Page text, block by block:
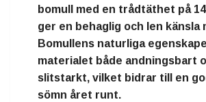
bomull med en trådtäthet på
ger en behaglig och len känsla
Bomullens naturliga
materialet både andningsbart
slitstarkt, vilket bidrar till en
sömn året runt.